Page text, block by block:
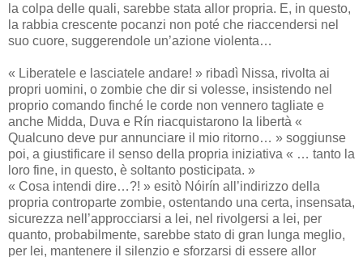
la colpa delle quali, sarebbe stata allor propria. E, in questo,
la rabbia crescente pocanzi non poté che riaccendersi nel
suo cuore, suggerendole un’azione violenta…
« Liberatele e lasciatele andare! » ribadì Nissa, rivolta ai
propri uomini, o zombie che dir si volesse, insistendo nel
proprio comando finché le corde non vennero tagliate e
anche Midda, Duva e Rín riacquistarono la libertà «
Qualcuno deve pur annunciare il mio ritorno… » soggiunse
poi, a giustificare il senso della propria iniziativa « … tanto la
loro fine, in questo, è soltanto posticipata. »
« Cosa intendi dire…?! » esitò Nóirín all’indirizzo della
propria controparte zombie, ostentando una certa, insensata,
sicurezza nell’approcciarsi a lei, nel rivolgersi a lei, per
quanto, probabilmente, sarebbe stato di gran lunga meglio,
per lei, mantenere il silenzio e sforzarsi di essere allor